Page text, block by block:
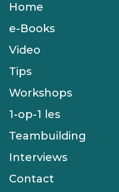
Home
e-Books
Video
Tips
Workshops
1-op-1 les
Teambuilding
Interviews
Contact